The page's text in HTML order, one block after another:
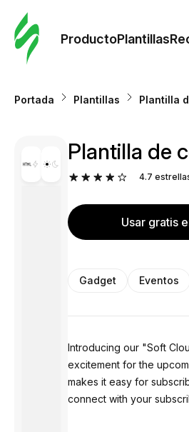
ProductoPlantillas
Portada Plantillas Plantilla
Plantilla de
4.7
Usar gratis
Gadget Eventos
Introducing our "Soft
excitement for the
makes it easy for
connect with your